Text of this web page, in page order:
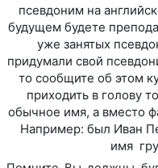
псевдоним на
будущем будете
уже занятых
придумали свой
то сообщите об этом
приходить в голову
обычное имя, а вместо
Например: был Иван
имя